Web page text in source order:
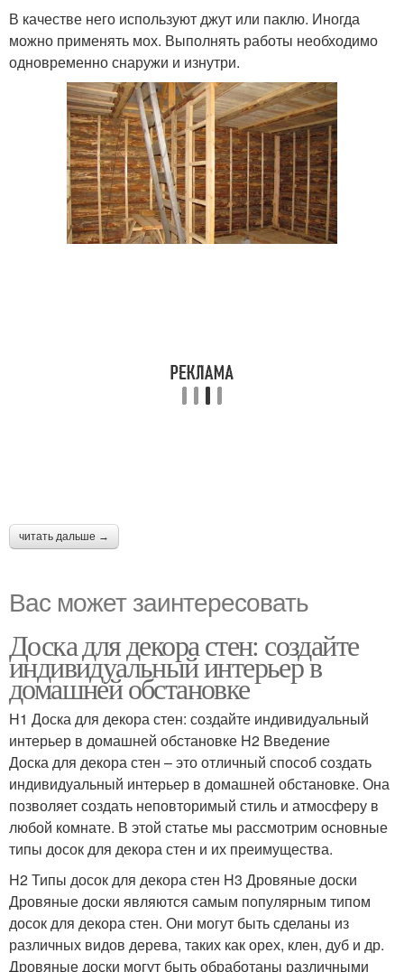
В качестве него используют джут или паклю. Иногда
можно применять мох. Выполнять работы необходимо
одновременно снаружи и изнутри.
читать дальше →
Вас может заинтересовать
Доска для декора стен: создайте
индивидуальный интерьер в
домашней обстановке
H1 Доска для декора стен: создайте индивидуальный
интерьер в домашней обстановке H2 Введение
Доска для декора стен – это отличный способ создать
индивидуальный интерьер в домашней обстановке. Она
позволяет создать неповторимый стиль и атмосферу в
любой комнате. В этой статье мы рассмотрим основные
типы досок для декора стен и их преимущества.
H2 Типы досок для декора стен H3 Дровяные доски
Дровяные доски являются самым популярным типом
досок для декора стен. Они могут быть сделаны из
различных видов дерева, таких как орех, клен, дуб и др.
Дровяные доски могут быть обработаны различными